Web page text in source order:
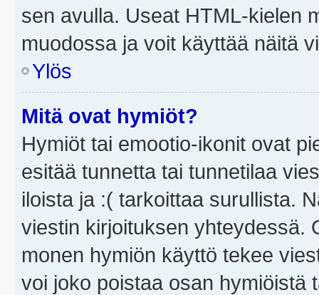
sen avulla. Useat HTML-kielen
muodossa ja voit käyttää näitä
Ylös
Mitä ovat hymiöt?
Hymiöt tai emootio-ikonit ovat
esitää tunnetta tai tunnetilaa
iloista ja :( tarkoittaa surullista.
viestin kirjoituksen yhteydessä.
monen hymiön käyttö tekee
voi joko poistaa osan hymiöistä